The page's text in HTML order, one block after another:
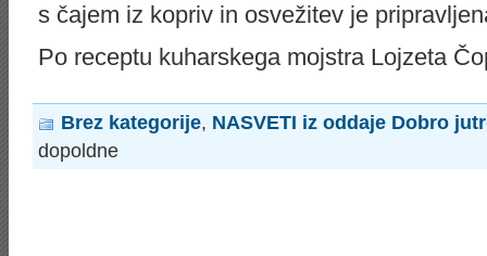
s čajem iz kopriv in osvežitev je
Po receptu kuharskega mojstra Lojzeta
Brez kategorije, NASVETI iz oddaje Dobro
dopoldne